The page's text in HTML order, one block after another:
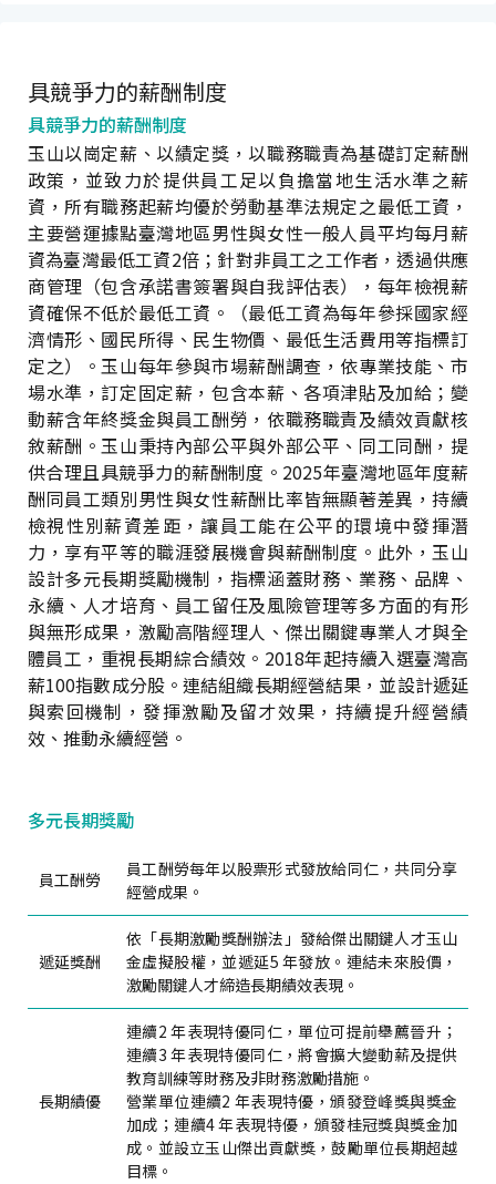
具競爭力的薪酬制度
具競爭力的薪酬制度
玉山以崗定薪、以績定獎，以職務職責為基礎訂定薪酬
政策，並致力於提供員工足以負擔當地生活水準之薪
資，所有職務起薪均優於勞動基準法規定之最低工資，
主要營運據點臺灣地區男性與女性一般人員平均每月薪
資為臺灣最低工資2倍；針對非員工之工作者，透過供應
商管理（包含承諾書簽署與自我評估表），每年檢視薪
資確保不低於最低工資。（最低工資為每年參採國家經
濟情形、國民所得、民生物價、最低生活費用等指標訂
定之）。玉山每年參與市場薪酬調查，依專業技能、市
場水準，訂定固定薪，包含本薪、各項津貼及加給；變
動薪含年終獎金與員工酬勞，依職務職責及績效貢獻核
敘薪酬。玉山秉持內部公平與外部公平、同工同酬，提
供合理且具競爭力的薪酬制度。2025年臺灣地區年度薪
酬同員工類別男性與女性薪酬比率皆無顯著差異，持續
檢視性別薪資差距，讓員工能在公平的環境中發揮潛
力，享有平等的職涯發展機會與薪酬制度。此外，玉山
設計多元長期獎勵機制，指標涵蓋財務、業務、品牌、
永續、人才培育、員工留任及風險管理等多方面的有形
與無形成果，激勵高階經理人、傑出關鍵專業人才與全
體員工，重視長期綜合績效。2018年起持續入選臺灣高
薪100指數成分股。連結組織長期經營結果，並設計遞延
與索回機制，發揮激勵及留才效果，持續提升經營績
效、推動永續經營。
多元長期獎勵
員工酬勞
員工酬勞每年以股票形式發放給同仁，共同分享
經營成果。
遞延獎酬
依「長期激勵獎酬辦法」發給傑出關鍵人才玉山
金虛擬股權，並遞延5 年發放。連結未來股價，
激勵關鍵人才締造長期績效表現。
長期績優
連續2 年表現特優同仁，單位可提前舉薦晉升；
連續3 年表現特優同仁，將會擴大變動薪及提供
教育訓練等財務及非財務激勵措施。
營業單位連續2 年表現特優，頒發登峰獎與獎金
加成；連續4 年表現特優，頒發桂冠獎與獎金加
成。並設立玉山傑出貢獻獎，鼓勵單位長期超越
目標。